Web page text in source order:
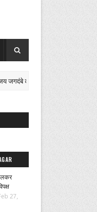
का 12 घंटे का अखंड जाप शुरू
27,